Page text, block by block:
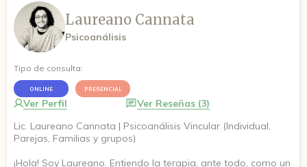
Laureano Cannata
Psicoanálisis
Tipo de consulta:
ONLINE PRESENCIAL
Ver Perfil
Ver Reseñas (3)
Lic. Laureano Cannata | Psicoanálisis Vincular (Individual,
Parejas, Familias y grupos)
¡Hola! Soy Laureano. Entiendo la terapia, ante todo, como un